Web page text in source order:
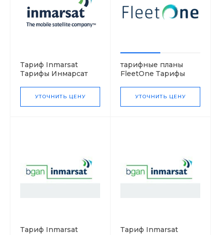
Тариф Inmarsat
Тарифы Инмарсат
УТОЧНИТЬ ЦЕНУ
тарифные планы
FleetOne Тарифы
УТОЧНИТЬ ЦЕНУ
Тариф Inmarsat
Тариф Inmarsat